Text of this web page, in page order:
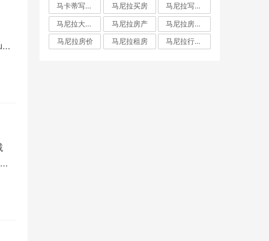
马卡蒂写字楼
马尼拉买房
马尼拉写字楼
马尼拉大都会
马尼拉房产
马尼拉房产投资
马尼拉房价
马尼拉租房 马尼拉行政区划